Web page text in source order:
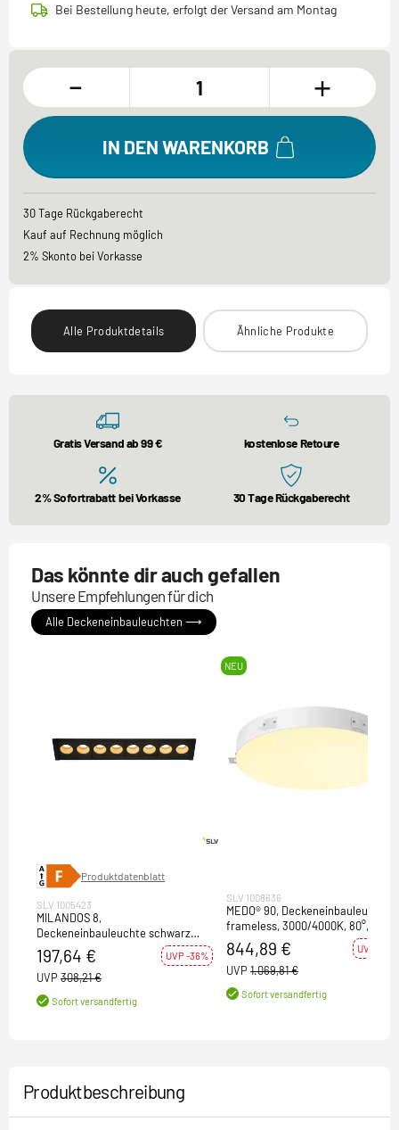
Bei Bestellung heute, erfolgt der Versand am Montag
- +
IN DEN WARENKORB
30 Tage Rückgaberecht
Kauf auf Rechnung möglich
2% Skonto bei Vorkasse
Alle Produktdetails Ähnliche Produkte
Gratis Versand ab 99 € kostenlose Retoure
2% Sofortrabatt bei Vorkasse 30 Tage Rückgaberecht
Das könnte dir auch gefallen
Unsere Empfehlungen für dich
Alle Deckeneinbauleuchten ⟶
Produktdatenblatt
SLV 1005423
MILANDOS 8,
Deckeneinbauleuchte schwarz
2700K 45°
197,64 € UVP -36%
UVP 308,21 €
Sofort versandfertig
NEU
SLV 1008636
MEDO® 90, Deckeneinbauleuchte,
frameless, 3000/4000K, 80°, IP20,
rund, weiß
844,89 € UVP -21%
UVP 1.069,81 €
Sofort versandfertig
Produktbeschreibung